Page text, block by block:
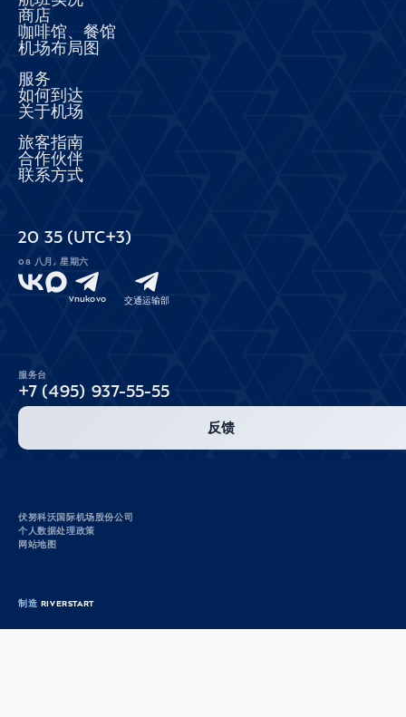
商店
咖啡馆、餐馆
机场布局图
服务
如何到达
关于机场
旅客指南
合作伙伴
联系方式
20 35 (UTC+3)
08 八月, 星期六
Vnukovo 交通运输部
服务台
+7 (495) 937-55-55
反馈
伏努科沃国际机场股份公司
个人数据处理政策
网站地图
制造 RIVERSTART